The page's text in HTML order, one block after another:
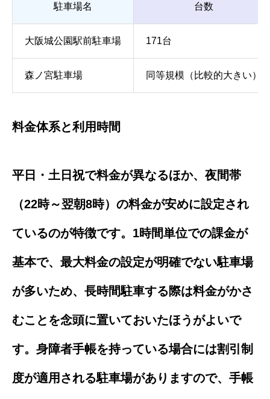
駐車場名 台数
大阪城公園駅前駐車場 171台
森ノ宮駐車場 同等規模（比較的大きい）
料金体系と利用時間
平日・土日祝で料金が異なるほか、夜間帯
（22時～翌朝8時）の料金が安めに設定され
ているのが特徴です。1時間単位での課金が
基本で、最大料金の設定が明確でない駐車場
が多いため、長時間駐車する際は料金がかさ
むことを念頭に置いておいたほうがよいで
す。身障者手帳を持っている場合には割引制
度が適用される駐車場がありますので、手帳